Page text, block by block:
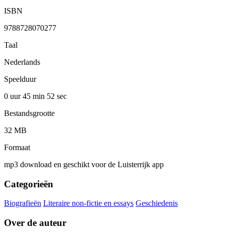
ISBN
9788728070277
Taal
Nederlands
Speelduur
0 uur 45 min 52 sec
Bestandsgrootte
32 MB
Formaat
mp3 download en geschikt voor de Luisterrijk app
Categorieën
Biografieën Literaire non-fictie en essays Geschiedenis
Over de auteur